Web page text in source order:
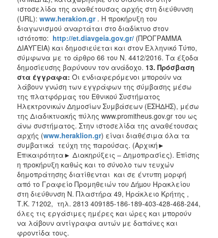
ιστοσελίδα της αναθέτουσας αρχής στη διεύθυνση
(URL): www.herakion.gr. Η προκήρυξη του
διαγωνισμού αναρτάται στο διαδίκτυο στον
ιστότοπο: http://et.diavgeia.gov.gr/ (ΠΡΟΓΡΑΜΜΑ
ΔΙΑΥΓΕΙΑ) και δημοσιεύεται και στον Ελληνικό Τύπο,
σύμφωνα με το άρθρο 66 του Ν. 4412/2016. Τα έξοδα
δημοσίευσης βαρύνουν τον ανάδοχο. 13. Πρόσβαση
στα έγγραφα: Οι ενδιαφερόμενοι μπορούν να
λάβουν γνώση των εγγράφων της σύμβασης μέσω
της πλατφόρμας του Εθνικού Συστήματος
Ηλεκτρονικών Δημοσίων Συμβάσεων (ΕΣΗΔΗΣ), μέσω
της Διαδικτυακής πύλης www.promitheus.gov.gr του ως
άνω συστήματος. Στην ιστοσελίδα της αναθέτουσας
αρχής (www.heraklion.gr) είναι διαθέσιμα όλα τα
συμβατικά τεύχη της παρούσας. (Αρχική►
Επικαιρότητα► Διακηρύξεις – Δημοπρασίες). Επίσης
η προκήρυξη καθώς και το σύνολο των τευχών
δημοπράτησης διατίθενται και σε έντυπη μορφή
από το Γραφείο Προμηθειών του ∆ήµου Ηρακλείου
στη διεύθυνση Ν. Πλαστήρα 49, Ηράκλειο Κρήτης ,
Τ.Κ. 71202, τηλ. 2813 409185-186-189-403-428-468-244,
όλες τις εργάσιμες ημέρες και ώρες και μπορούν
να λάβουν αντίγραφα αυτών με δαπάνες και
φροντίδα τους.